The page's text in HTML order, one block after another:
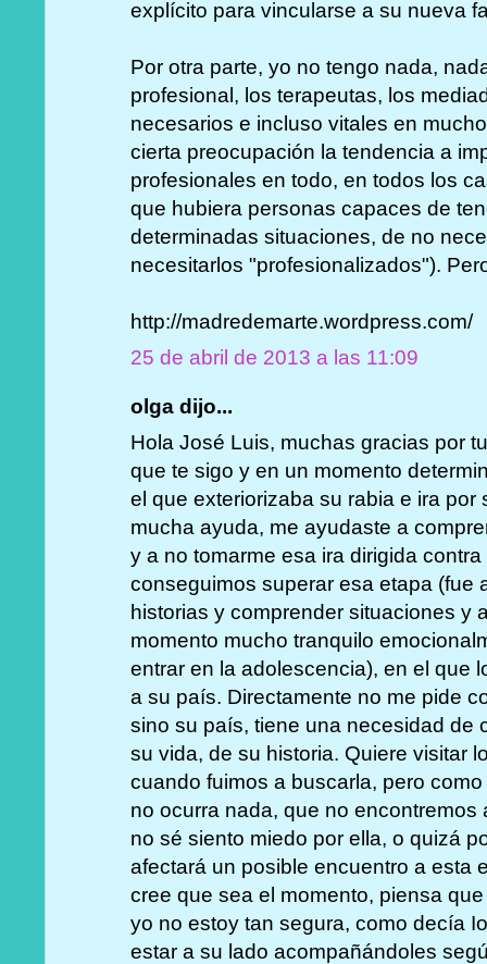
explícito para vincularse a su nueva
Por otra parte, yo no tengo nada,
profesional, los terapeutas, los
necesarios e incluso vitales en
cierta preocupación la tendencia a
profesionales en todo, en todos los
que hubiera personas capaces de
determinadas situaciones, de no
necesitarlos "profesionalizados").
http://madredemarte.wordpress.com/
25 de abril de 2013 a las 11:09
olga dijo...
Hola José Luis, muchas gracias por
que te sigo y en un momento
el que exteriorizaba su rabia e ira
mucha ayuda, me ayudaste a
y a no tomarme esa ira dirigida
conseguimos superar esa etapa (fue
historias y comprender situaciones y
momento mucho tranquilo
entrar en la adolescencia), en el que
a su país. Directamente no me pide
sino su país, tiene una necesidad de
su vida, de su historia. Quiere visitar
cuando fuimos a buscarla, pero
no ocurra nada, que no encontremos
no sé siento miedo por ella, o quizá
afectará un posible encuentro a esta
cree que sea el momento, piensa
yo no estoy tan segura, como decía
estar a su lado acompañándoles